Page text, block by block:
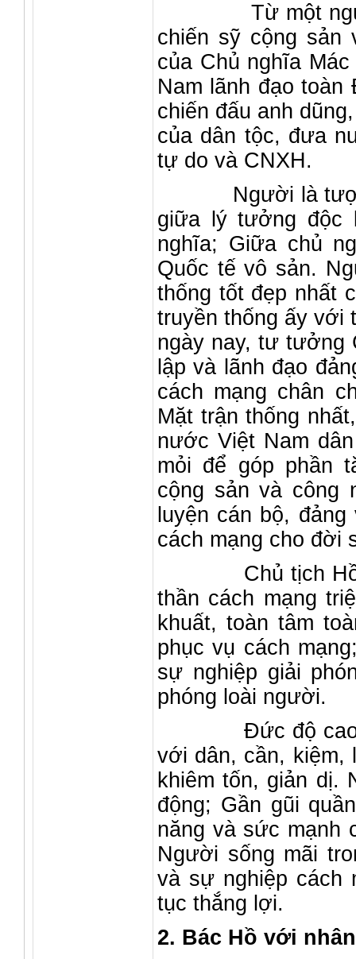
Từ một người
chiến sỹ cộng sản
của Chủ nghĩa
Nam lãnh đạo
chiến đấu anh
của dân tộc, đưa
tự do và CNXH.
Người là tượng
giữa lý tưởng độc
nghĩa; Giữa chủ
Quốc tế vô sản.
thống tốt đẹp nhất
truyền thống ấy với
ngày nay, tư tưởng
lập và lãnh đạo
cách mạng chân
Mặt trận thống
nước Việt Nam
mỏi để góp phần
cộng sản và công
luyện cán bộ,
cách mạng cho đời
Chủ tịch Hồ
thần cách mạng
khuất, toàn tâm
phục vụ cách
sự nghiệp giải
phóng loài người.
Đức độ cao
với dân, cần, kiệm,
khiêm tốn, giản dị.
động; Gần gũi
năng và sức mạnh
Người sống mãi
và sự nghiệp cách
tục thắng lợi.
2. Bác Hồ với